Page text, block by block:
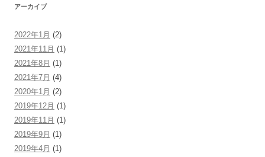
アーカイブ
2022年1月 (2)
2021年11月 (1)
2021年8月 (1)
2021年7月 (4)
2020年1月 (2)
2019年12月 (1)
2019年11月 (1)
2019年9月 (1)
2019年4月 (1)